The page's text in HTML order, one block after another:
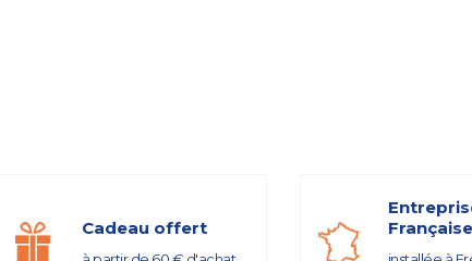
Cadeau offert
Française